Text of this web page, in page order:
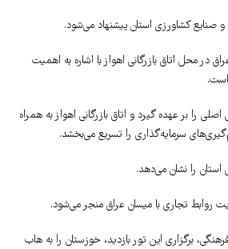
صنایع کشاورزی استان پیشنهاد می‌شود.
محل اتاق بازرگانی اهواز با اشاره به اهمیت
را بر عهده گیرد و اتاق بازرگانی اهواز به همراه
سرمایه‌گذاری را تسریع می‌بخشد.
را نشان می‌دهد.
روابط تجاری با میسان عراق منجر می‌شود.
برگزاری این تور بازدید، خوزستان را به هاب